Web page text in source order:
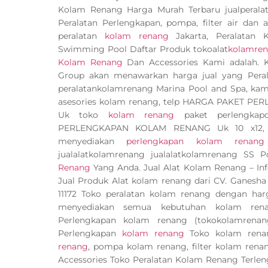
Kolam Renang Harga Murah Terbaru
Peralatan Perlengkapan, pompa, filter air dan
peralatan kolam renang Jakarta, Peralatan
Swimming Pool Daftar Produk tokoalat
Kolam Renang Dan Accessories Kami adalah.
Group akan menawarkan harga jual yang
peralatankolamrenang Marina Pool and Spa,
asesories kolam renang, telp HARGA PAKET
Uk toko kolam renang paket
PERLENGKAPAN KOLAM RENANG Uk 10
menyediakan perlengkapan kolam renang
jualalatkolamrenang jualalatkolamrenang
Renang Yang Anda. Jual Alat Kolam Renang –
Jual Produk Alat kolam renang dari CV.
11172 Toko peralatan kolam renang dengan
menyediakan semua kebutuhan kolam
Perlengkapan kolam renang
Perlengkapan kolam renang Toko kolam
renang, pompa kolam renang, filter kolam
Accessories Toko Peralatan Kolam Renang